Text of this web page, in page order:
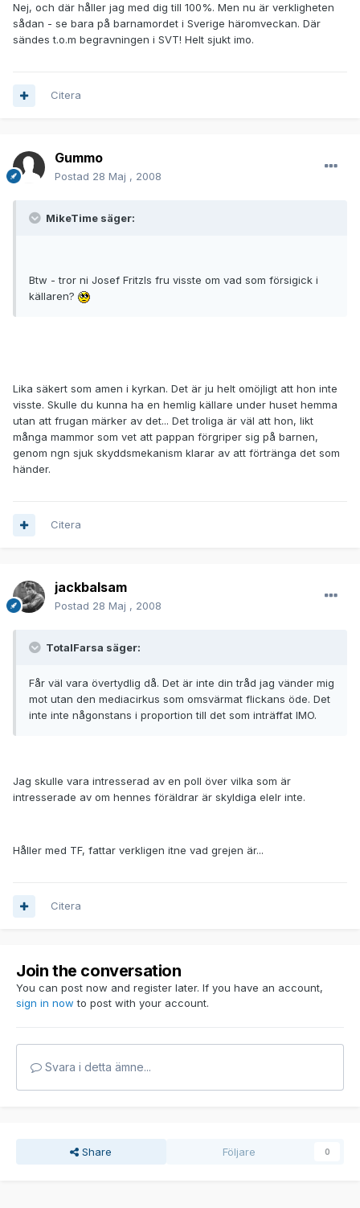
Nej, och där håller jag med dig till 100%. Men nu är verkligheten
sådan - se bara på barnamordet i Sverige häromveckan. Där
sändes t.o.m begravningen i SVT! Helt sjukt imo.
Citera
Gummo
Postad 28 Maj , 2008
MikeTime säger:
Btw - tror ni Josef Fritzls fru visste om vad som försigick i
källaren?
Lika säkert som amen i kyrkan. Det är ju helt omöjligt att hon inte
visste. Skulle du kunna ha en hemlig källare under huset hemma
utan att frugan märker av det... Det troliga är väl att hon, likt
många mammor som vet att pappan förgriper sig på barnen,
genom ngn sjuk skyddsmekanism klarar av att förtränga det som
händer.
Citera
jackbalsam
Postad 28 Maj , 2008
TotalFarsa säger:
Får väl vara övertydlig då. Det är inte din tråd jag vänder mig
mot utan den mediacirkus som omsvärmat flickans öde. Det
inte inte någonstans i proportion till det som inträffat IMO.
Jag skulle vara intresserad av en poll över vilka som är
intresserade av om hennes föräldrar är skyldiga elelr inte.
Håller med TF, fattar verkligen itne vad grejen är...
Citera
Join the conversation
You can post now and register later. If you have an account,
sign in now to post with your account.
Svara i detta ämne...
Share Följare 0